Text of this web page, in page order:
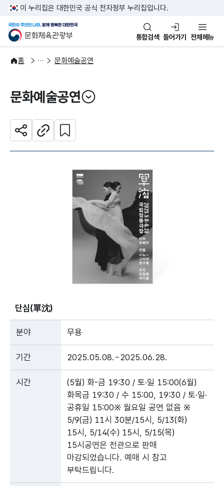
본문 바로가기
주메뉴 바로가기
이 누리집은 대한민국 공식 전자정부 누리집입니다.
문화체육관광부
국민이 주인인 나라, 함께 행복
통합검색 들어가기 전체메뉴
홈
문화광장 문화예술공연
문화예술공연
열기
공유하기주소복사
관심 콘텐츠 설정하기
단심(單沈)
분야 무용
기간 2025.05.08.~2025.06.28.
시간
(5월) 화-금 19:30 / 토·일 15:00(6월)
화목금 19:30 / 수 15:00, 19:30 / 토·일·
공휴일 15:00※ 월요일 공연 없음 ※
5/9(금) 11시 30분/15시, 5/13(화)
15시, 5/14(수) 15시, 5/15(목)
15시공연은 전관으로 판매
마감되었습니다. 예매 시 참고
부탁드립니다.